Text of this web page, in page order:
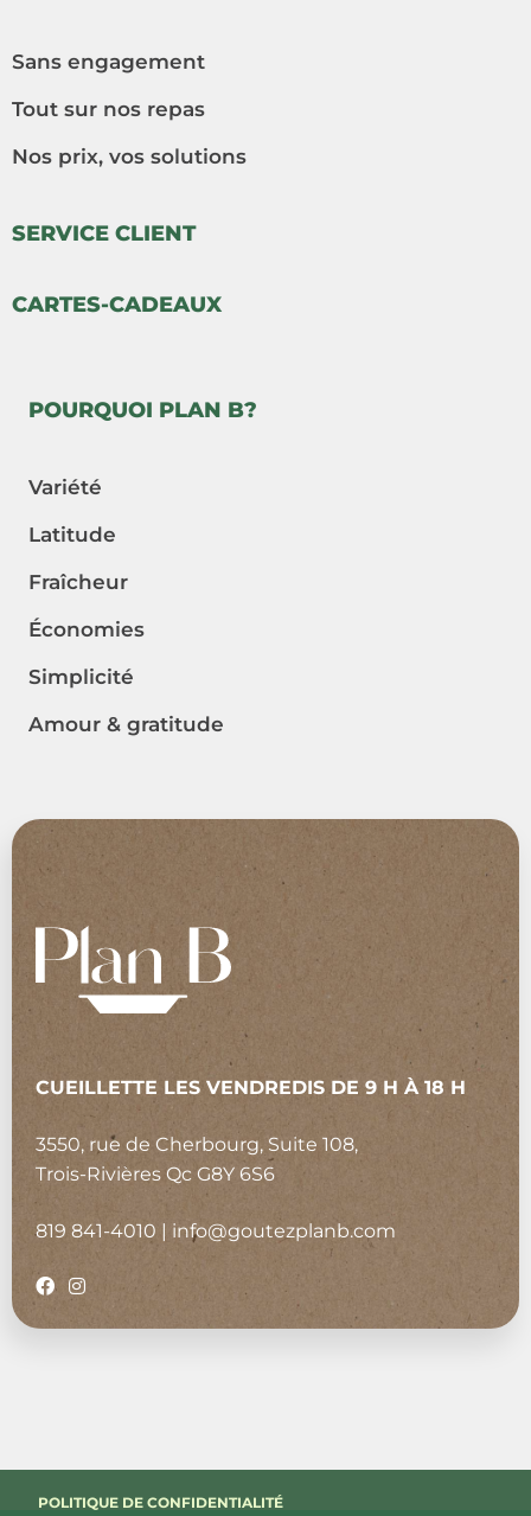
Sans engagement
Tout sur nos repas
Nos prix, vos solutions
SERVICE CLIENT
CARTES-CADEAUX
POURQUOI PLAN B?
Variété
Latitude
Fraîcheur
Économies
Simplicité
Amour & gratitude
CUEILLETTE LES VENDREDIS DE 9 H À 18 H
3550, rue de Cherbourg, Suite 108,
Trois-Rivières Qc G8Y 6S6
819 841-4010 | info@goutezplanb.com
POLITIQUE DE CONFIDENTIALITÉ